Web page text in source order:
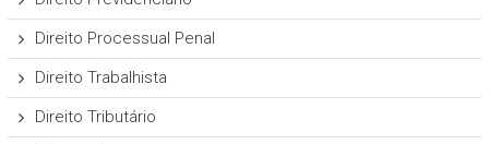
Direito Processual Penal
Direito Trabalhista
Direito Tributário